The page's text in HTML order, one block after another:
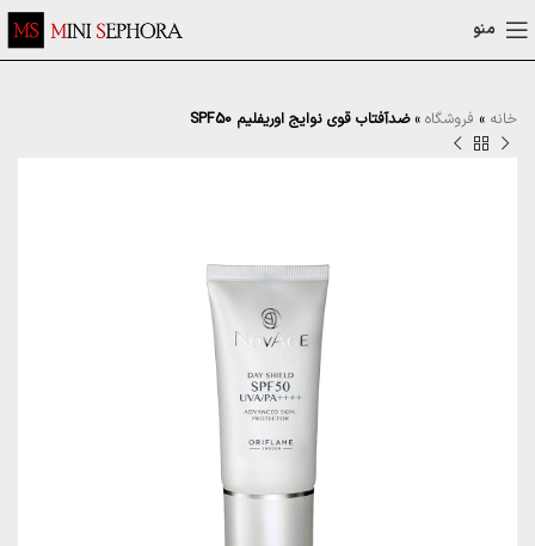
منو
خانه » فروشگاه »ضدآفتاب قوی نوایج اوریفلیم SPF50